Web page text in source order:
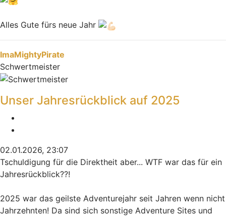
Alles Gute fürs neue Jahr
ImaMightyPirate
Schwertmeister
Unser Jahresrückblick auf 2025
02.01.2026, 23:07
Tschuldigung für die Direktheit aber... WTF war das für ein
Jahresrückblick??!
2025 war das geilste Adventurejahr seit Jahren wenn nicht
Jahrzehnten! Da sind sich sonstige Adventure Sites und